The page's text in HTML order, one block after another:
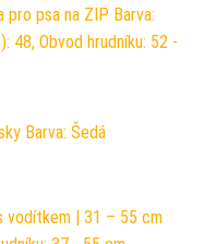
pro psa na ZIP Barva:
48, Obvod hrudníku: 52 -
Barva: Šedá
vodítkem | 31 – 55 cm